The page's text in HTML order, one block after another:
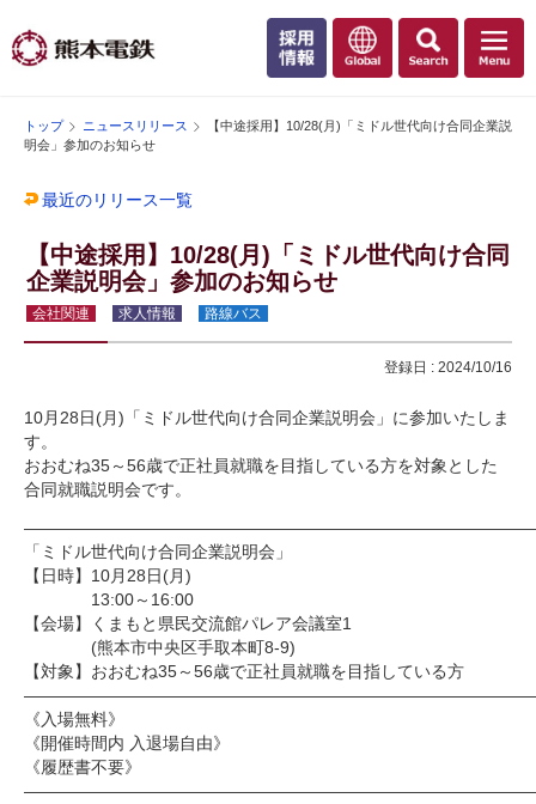
トップ ニュースリリース
【中途採用】10/28(月)「ミドル世代向け合同企業説
明会」参加のお知らせ
最近のリリース一覧
【中途採用】10/28(月)「ミドル世代向け合同
企業説明会」参加のお知らせ
会社関連 求人情報 路線バス
登録日 : 2024/10/16
10月28日(月)「ミドル世代向け合同企業説明会」に参加いたしま
す。
おおむね35～56歳で正社員就職を目指している方を対象とした
合同就職説明会です。
「ミドル世代向け合同企業説明会」
【日時】10月28日(月)
13:00～16:00
【会場】くまもと県民交流館パレア会議室1
(熊本市中央区手取本町8-9)
【対象】おおむね35～56歳で正社員就職を目指している方
《入場無料》
《開催時間内 入退場自由》
《履歴書不要》